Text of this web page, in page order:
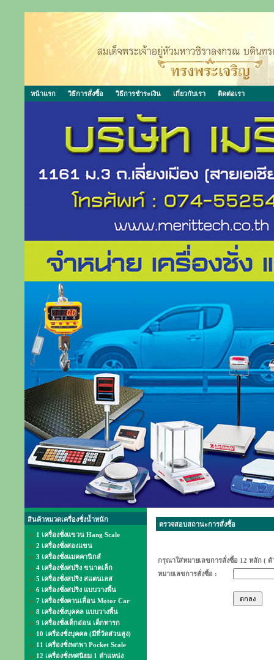
หน้าแรก วิธีการสั่งซื้อ วิธีการชำระเงิน เกี่ยวกับเรา ติดต่อเรา
สินค้าหมวดเครื่องชั่งน้ำหนัก
1 เครื่องชั่งแขวน Hang Scale
2 เครื่องชั่งสองแขน
3 เครื่องชั่งแมคคานิกส์
4 เครื่องชั่งสปริง ขนาดเล็ก
5 เครื่องชั่งสปริง สแตนเลส
6 เครื่องชั่งสปริง แบบวางพื้น
7 เครื่องชั่งคานเลื่อน Motor Car
8 เครื่องชั่งบุคคล แบบวางพื้น
9 เครื่องชั่งเด็กอ่อน เด็กทารก
10 เครื่องชั่งบุคคล (มีที่วัดส่วนสูง)
11 เครื่องชั่งพกพา Pocket Scale
12 เครื่องชั่งทศนิยม 1 ตำแหน่ง
ตรวจสอบสถานะการสั่งซื้อ
กรุณาใส่หมายเลขการสั่งซื้อ 12 หลัก ( ตั
หมายเลขการสั่งซื้อ :